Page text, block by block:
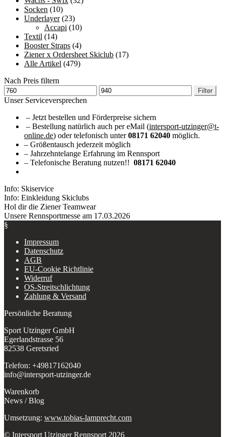
Socken (10)
Underlayer (23)
Accapi (10)
Textil (14)
Booster Straps (4)
Ziener x Ordersheet Skiclub (17)
Alle Artikel (479)
Nach Preis filtern
Min.
Preis
Max.
Preis
Filter
Unser Serviceversprechen
– Jetzt bestellen und Förderpreise sichern
– Bestellung natürlich auch per eMail (intersport-utzinger@t-
online.de) oder telefonisch unter08171 62040 möglich.
– Größentausch jederzeit möglich
– Jahrzehntelange Erfahrung im Rennsport
– Telefonische Beratung nutzen!! 08171 62040
Info: Skiservice
Info: Einkleidung Skiclubs
Hol dir die Ziener Teamwear
Unsere Rennsportmesse am 17.03.2026
§
Impressum
Datenschutz
AGB
EU-Cookie Richtlinie
Widerruf
OS-Streitschlichtung
Zahlung & Versand
Persönliche Beratung
Sport Utzinger GmbH
Egerlandstrasse 56
82538 Geretsried
Telefon: +49817162040
info@intersport-utzinger.de
Warenkorb
News / Blog
Umsetzung: www.tobias-lamprecht.com
© Intersport Utzinger Rennsport 2026